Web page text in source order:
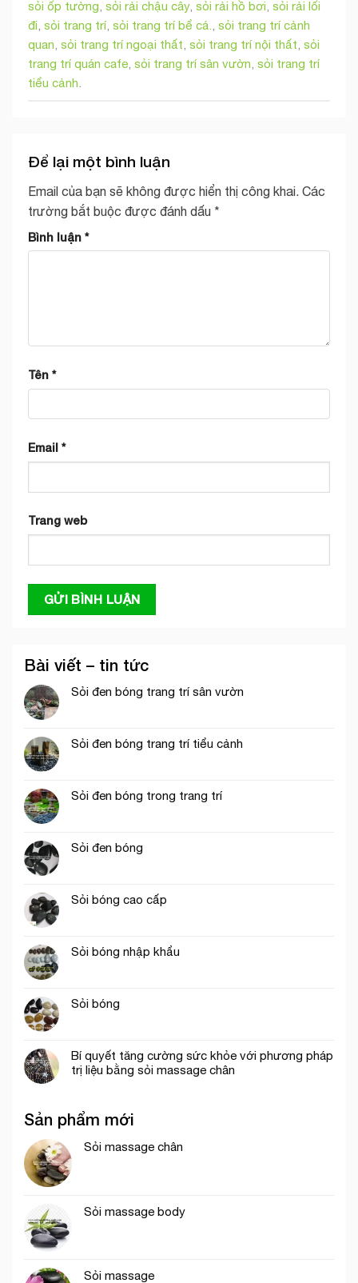
sỏi ốp tường sỏi rải chậu cây, sỏi rải hồ bơi sỏi rải lối
đi sỏi trang trí sỏi trang trí bể cá. sỏi trang trí cảnh
quan sỏi trang trí ngoại thất sỏi trang trí nội thất sỏi
trang trí quán cafe sỏi trang trí sân vườn sỏi trang trí
tiểu cảnh
Để lại một bình luận
Email của bạn sẽ không được hiển thị công khai. Các
trường bắt buộc được đánh dấu *
Bình luận *
Tên *
Email *
Trang web
Bài viết – tin tức
Sỏi đen bóng trang trí sân vườn
Sỏi đen bóng trang trí tiểu cảnh
Sỏi đen bóng trong trang trí
Sỏi đen bóng
Sỏi bóng cao cấp
Sỏi bóng nhập khẩu
Sỏi bóng
Bí quyết tăng cường sức khỏe với phương pháp
trị liệu bằng sỏi massage chân
Sản phẩm mới
Sỏi massage chân
Sỏi massage body
Sỏi massage